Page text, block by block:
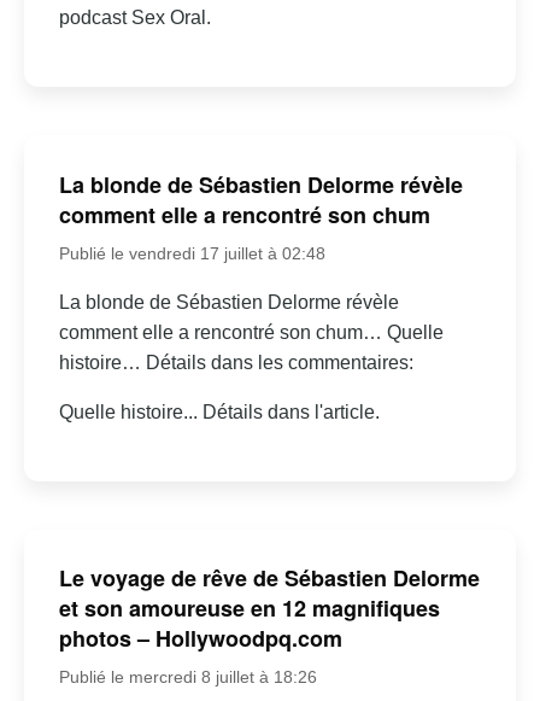
podcast Sex Oral.
La blonde de Sébastien Delorme révèle
comment elle a rencontré son chum
Publié le vendredi 17 juillet à 02:48
La blonde de Sébastien Delorme révèle
comment elle a rencontré son chum… Quelle
histoire… Détails dans les commentaires:
Quelle histoire... Détails dans l'article.
Le voyage de rêve de Sébastien Delorme
et son amoureuse en 12 magnifiques
photos – Hollywoodpq.com
Publié le mercredi 8 juillet à 18:26